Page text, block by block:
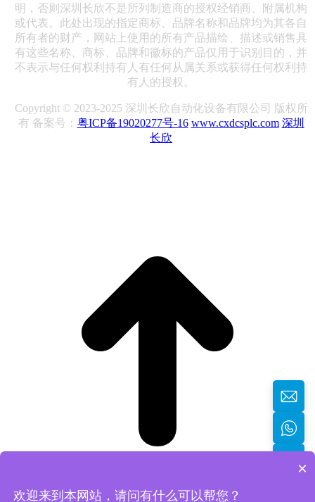
明，否则深圳长欣不是所列制造商的授权经销商、附属机构
或代表。此处出现的指定商标、品牌名称和品牌均为其各自
所有者的财产，网站上使用的所有产品描绘、描述或销售具
有这些名称、商标、品牌和徽标的产品仅用于识别目的，并
不表示与任何权利持有人有任何从属关系或获得任何权利持
有人的授权。
Copyright © 2023-2025 深圳长欣自动化设备有限公司 版权所
有 备案号： 粤ICP备19020277号-16 www.cxdcsplc.com 深圳
长欣
×
欢迎来到本网站，请问有什么可以帮您？